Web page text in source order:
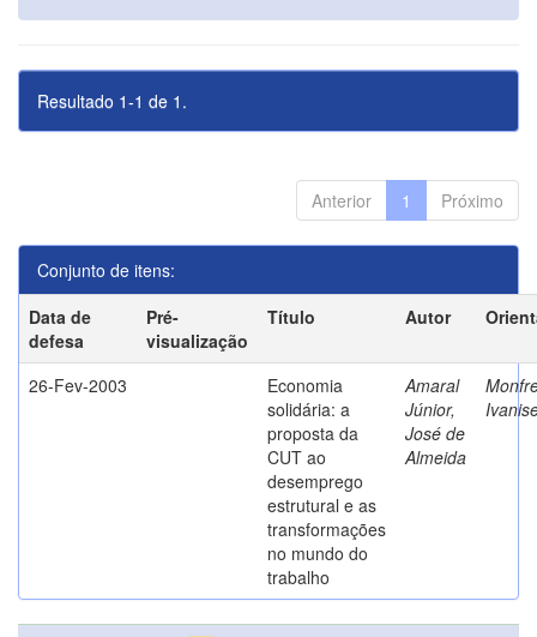
Resultado 1-1 de 1.
Anterior 1 Próximo
Conjunto de itens:
Data de
defesa
Pré-
visualização
Título Autor
26-Fev-2003
Economia
solidária: a
proposta da
CUT ao
desemprego
estrutural e as
transformações
no mundo do
trabalho
Amaral
Júnior,
José de
Almeida